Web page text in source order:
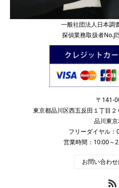
一般社団法人日本調
探偵業務取扱者
〒141-
東京都品川区西五反田１丁目
品川東
フリーダイヤル
営業時間：10:00
お問い合わ